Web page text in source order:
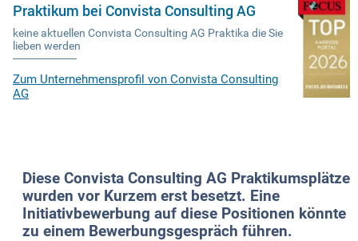
Praktikum bei Convista Consulting AG
keine aktuellen Convista Consulting AG Praktika die Sie
lieben werden
Zum Unternehmensprofil von Convista Consulting
AG
Diese Convista Consulting AG Praktikumsplätze
wurden vor Kurzem erst besetzt. Eine
Initiativbewerbung auf diese Positionen könnte
zu einem Bewerbungsgespräch führen.